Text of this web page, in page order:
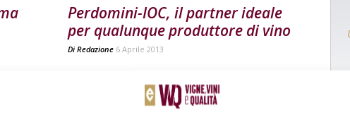
Perdomini-IOC, il partner ideale
per qualunque produttore di vino
Di Redazione 6 Aprile 2013